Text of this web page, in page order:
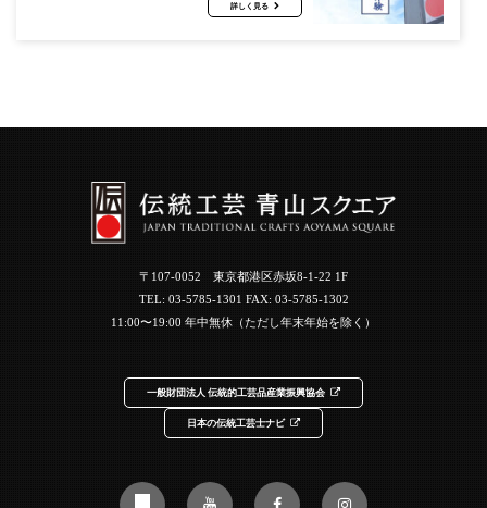
詳しく見る
〒107-0052 東京都港区赤坂8-1-22 1F
TEL: 03-5785-1301 FAX: 03-5785-1302
11:00〜19:00 年中無休（ただし年末年始を除く）
一般財団法人 伝統的工芸品産業振興協会
日本の伝統工芸士ナビ